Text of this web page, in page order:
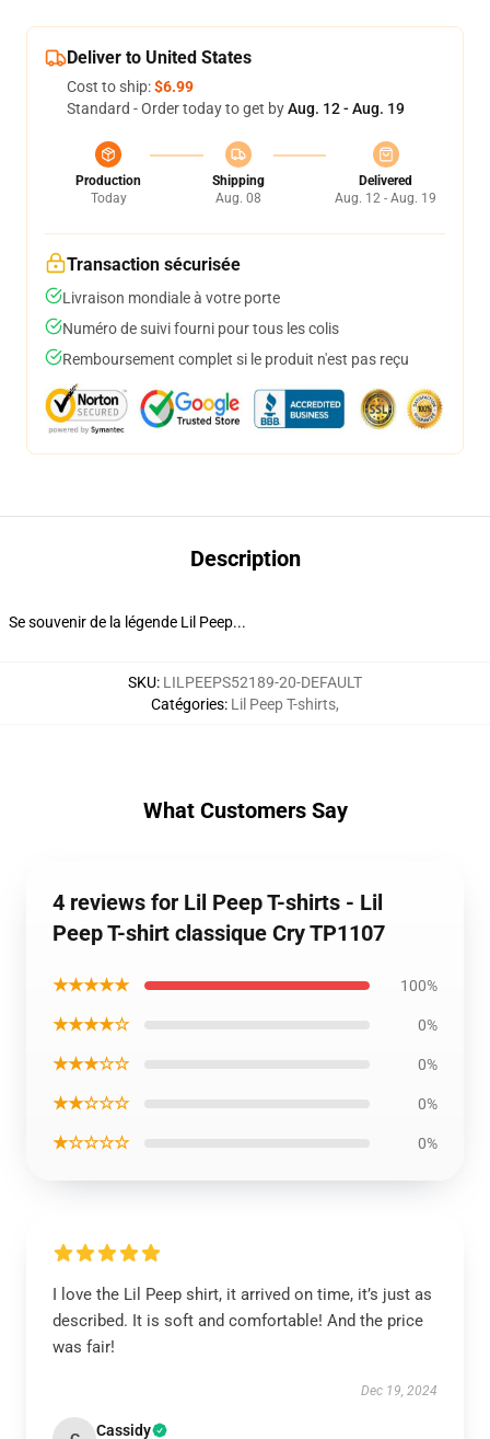
Deliver to United States
Cost to ship:$6.99
Standard - Order today to get byAug. 12 - Aug. 19
Production
Today
Shipping
Aug. 08
Delivered
Aug. 12 - Aug. 19
Transaction sécurisée
Livraison mondiale à votre porte
Numéro de suivi fourni pour tous les colis
Remboursement complet si le produit n'est pas reçu
Description
Se souvenir de la légende Lil Peep...
SKU: LILPEEPS52189-20-DEFAULT
Catégories: Lil Peep T-shirts,
What Customers Say
4 reviews for Lil Peep T-shirts - Lil
Peep T-shirt classique Cry TP1107
★★★★★ 100%
★★★★☆ 0%
★★★☆☆ 0%
★★☆☆☆ 0%
★☆☆☆☆ 0%
I love the Lil Peep shirt, it arrived on time, it’s just as
described. It is soft and comfortable! And the price
was fair!
Dec 19, 2024
Cassidy